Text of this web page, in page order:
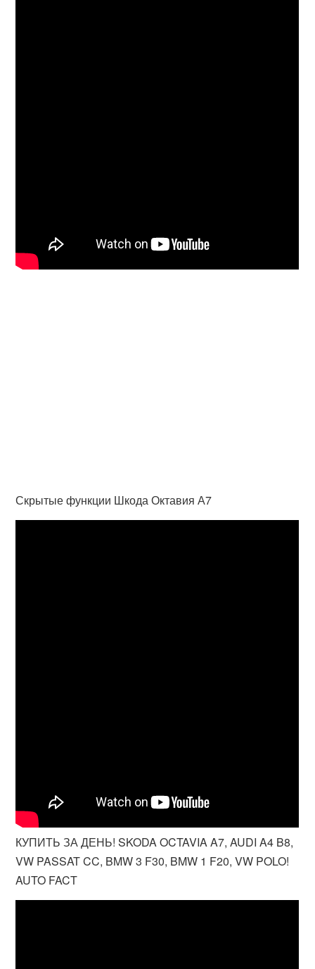
Скрытые функции Шкода Октавия А7
КУПИТЬ ЗА ДЕНЬ! SKODA OCTAVIA A7, AUDI A4 B8,
VW PASSAT CC, BMW 3 F30, BMW 1 F20, VW POLO!
AUTO FACT